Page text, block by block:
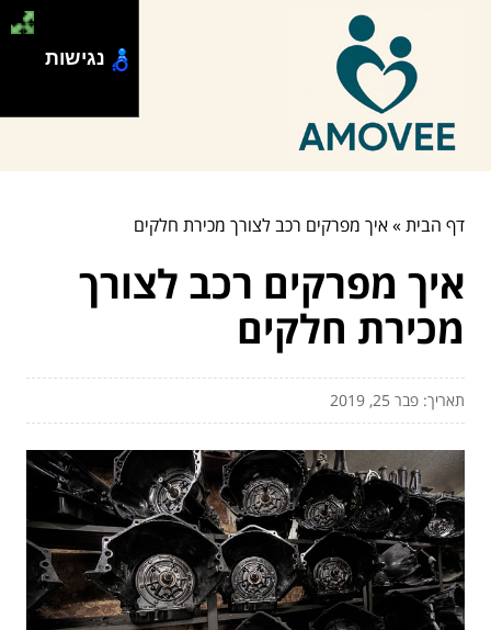
דף הבית»איך מפרקים רכב לצורך מכירת חלקים
איך מפרקים רכב לצורך
מכירת חלקים
תאריך: פבר 25, 2019
נגישות